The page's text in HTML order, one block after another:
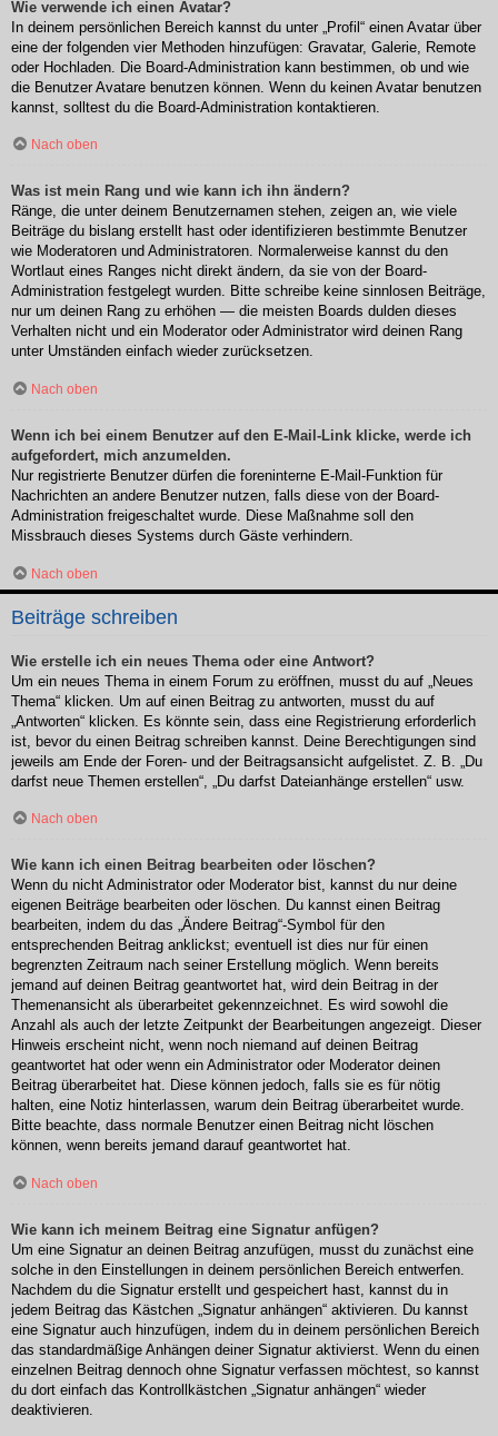
Wie verwende ich einen Avatar?
In deinem persönlichen Bereich kannst du unter „Profil“ einen Avatar über
eine der folgenden vier Methoden hinzufügen: Gravatar, Galerie, Remote
oder Hochladen. Die Board-Administration kann bestimmen, ob und wie
die Benutzer Avatare benutzen können. Wenn du keinen Avatar benutzen
kannst, solltest du die Board-Administration kontaktieren.
Nach oben
Was ist mein Rang und wie kann ich ihn ändern?
Ränge, die unter deinem Benutzernamen stehen, zeigen an, wie viele
Beiträge du bislang erstellt hast oder identifizieren bestimmte Benutzer
wie Moderatoren und Administratoren. Normalerweise kannst du den
Wortlaut eines Ranges nicht direkt ändern, da sie von der Board-
Administration festgelegt wurden. Bitte schreibe keine sinnlosen Beiträge,
nur um deinen Rang zu erhöhen — die meisten Boards dulden dieses
Verhalten nicht und ein Moderator oder Administrator wird deinen Rang
unter Umständen einfach wieder zurücksetzen.
Nach oben
Wenn ich bei einem Benutzer auf den E-Mail-Link klicke, werde ich
aufgefordert, mich anzumelden.
Nur registrierte Benutzer dürfen die foreninterne E-Mail-Funktion für
Nachrichten an andere Benutzer nutzen, falls diese von der Board-
Administration freigeschaltet wurde. Diese Maßnahme soll den
Missbrauch dieses Systems durch Gäste verhindern.
Nach oben
Beiträge schreiben
Wie erstelle ich ein neues Thema oder eine Antwort?
Um ein neues Thema in einem Forum zu eröffnen, musst du auf „Neues
Thema“ klicken. Um auf einen Beitrag zu antworten, musst du auf
„Antworten“ klicken. Es könnte sein, dass eine Registrierung erforderlich
ist, bevor du einen Beitrag schreiben kannst. Deine Berechtigungen sind
jeweils am Ende der Foren- und der Beitragsansicht aufgelistet. Z. B. „Du
darfst neue Themen erstellen“, „Du darfst Dateianhänge erstellen“ usw.
Nach oben
Wie kann ich einen Beitrag bearbeiten oder löschen?
Wenn du nicht Administrator oder Moderator bist, kannst du nur deine
eigenen Beiträge bearbeiten oder löschen. Du kannst einen Beitrag
bearbeiten, indem du das „Ändere Beitrag“-Symbol für den
entsprechenden Beitrag anklickst; eventuell ist dies nur für einen
begrenzten Zeitraum nach seiner Erstellung möglich. Wenn bereits
jemand auf deinen Beitrag geantwortet hat, wird dein Beitrag in der
Themenansicht als überarbeitet gekennzeichnet. Es wird sowohl die
Anzahl als auch der letzte Zeitpunkt der Bearbeitungen angezeigt. Dieser
Hinweis erscheint nicht, wenn noch niemand auf deinen Beitrag
geantwortet hat oder wenn ein Administrator oder Moderator deinen
Beitrag überarbeitet hat. Diese können jedoch, falls sie es für nötig
halten, eine Notiz hinterlassen, warum dein Beitrag überarbeitet wurde.
Bitte beachte, dass normale Benutzer einen Beitrag nicht löschen
können, wenn bereits jemand darauf geantwortet hat.
Nach oben
Wie kann ich meinem Beitrag eine Signatur anfügen?
Um eine Signatur an deinen Beitrag anzufügen, musst du zunächst eine
solche in den Einstellungen in deinem persönlichen Bereich entwerfen.
Nachdem du die Signatur erstellt und gespeichert hast, kannst du in
jedem Beitrag das Kästchen „Signatur anhängen“ aktivieren. Du kannst
eine Signatur auch hinzufügen, indem du in deinem persönlichen Bereich
das standardmäßige Anhängen deiner Signatur aktivierst. Wenn du einen
einzelnen Beitrag dennoch ohne Signatur verfassen möchtest, so kannst
du dort einfach das Kontrollkästchen „Signatur anhängen“ wieder
deaktivieren.